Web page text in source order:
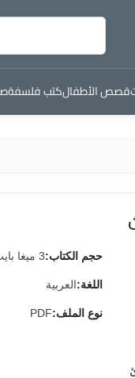
قصص الأطفالكتب فلسفة
حجم الكتاب:3 ميغا بايت
اللغة:العربية
نوع الملف:PDF